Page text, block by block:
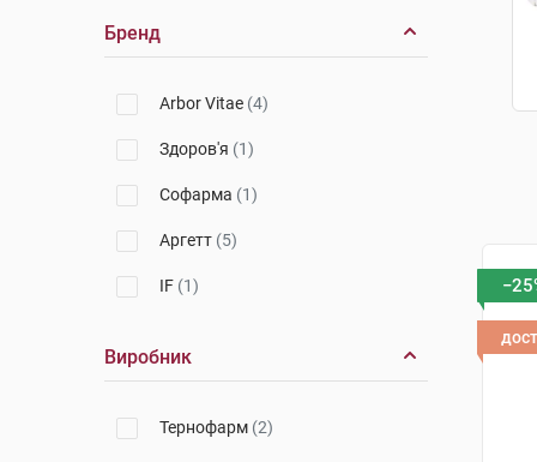
Бренд
Arbor Vitae (4)
Здоров'я (1)
Софарма (1)
Аргетт (5)
IF (1)
Виробник
Тернофарм (2)